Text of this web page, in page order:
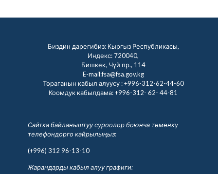
Биздин дарегибиз: Кыргыз Республикасы,
Индекс: 720040,
Бишкек, Чүй пр., 114
E-mail:fsa@fsa.gov.kg
Төраганын кабыл алуусу :+996-312-62-44-60
Коомдук кабылдама:+996-312- 62- 44-81
Сайтка байланыштуу суроолор боюнча төмөнкү
телефондорго кайрылыңыз:
(+996) 312 96-13-10
Жарандарды кабыл алуу графиги: